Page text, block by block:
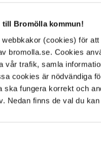
till Bromölla kommun!
webbkakor (cookies) för att
bromolla.se. Cookies
vår trafik, samla
cookies är nödvändiga
ska fungera korrekt och
Nedan finns de val du kan
storlek.
kokvrå bor högst två
kök bor högst fyra
kök bor högst fem
kök bor högst sju
eller tilldelar ledig
är uppfyllda är